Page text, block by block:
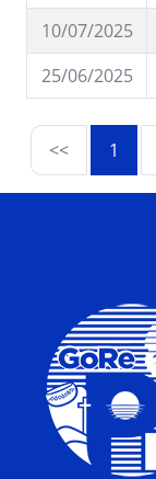
10/07/2025
25/06/2025
<<
1